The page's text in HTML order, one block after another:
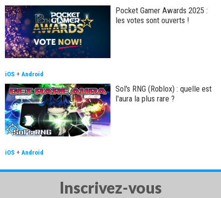
Pocket Gamer Awards 2025 :
les votes sont ouverts !
iOS + Android
Sol's RNG (Roblox) : quelle est
l'aura la plus rare ?
iOS + Android
Inscrivez-vous